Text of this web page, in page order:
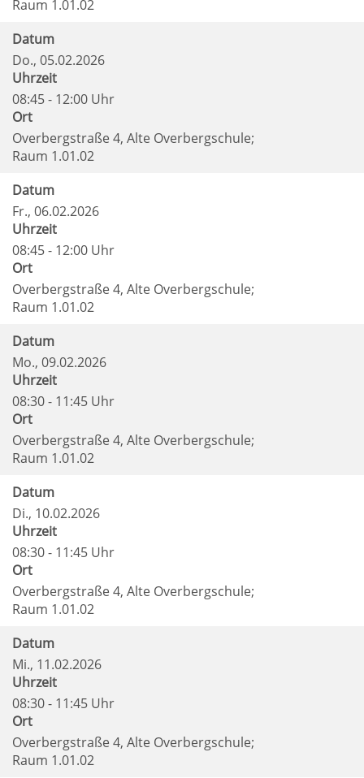
Raum 1.01.02
Datum
Do., 05.02.2026
Uhrzeit
08:45 - 12:00 Uhr
Ort
Overbergstraße 4, Alte Overbergschule;
Raum 1.01.02
Datum
Fr., 06.02.2026
Uhrzeit
08:45 - 12:00 Uhr
Ort
Overbergstraße 4, Alte Overbergschule;
Raum 1.01.02
Datum
Mo., 09.02.2026
Uhrzeit
08:30 - 11:45 Uhr
Ort
Overbergstraße 4, Alte Overbergschule;
Raum 1.01.02
Datum
Di., 10.02.2026
Uhrzeit
08:30 - 11:45 Uhr
Ort
Overbergstraße 4, Alte Overbergschule;
Raum 1.01.02
Datum
Mi., 11.02.2026
Uhrzeit
08:30 - 11:45 Uhr
Ort
Overbergstraße 4, Alte Overbergschule;
Raum 1.01.02